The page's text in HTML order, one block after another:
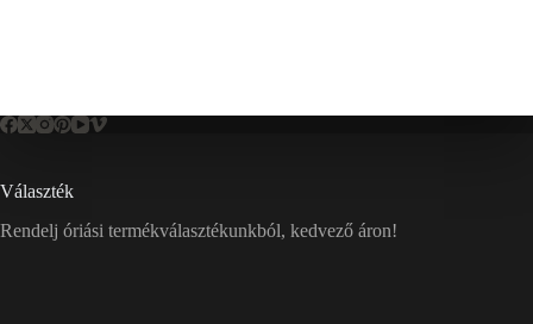
Választék
Rendelj óriási termékválasztékunkból, kedvező áron!